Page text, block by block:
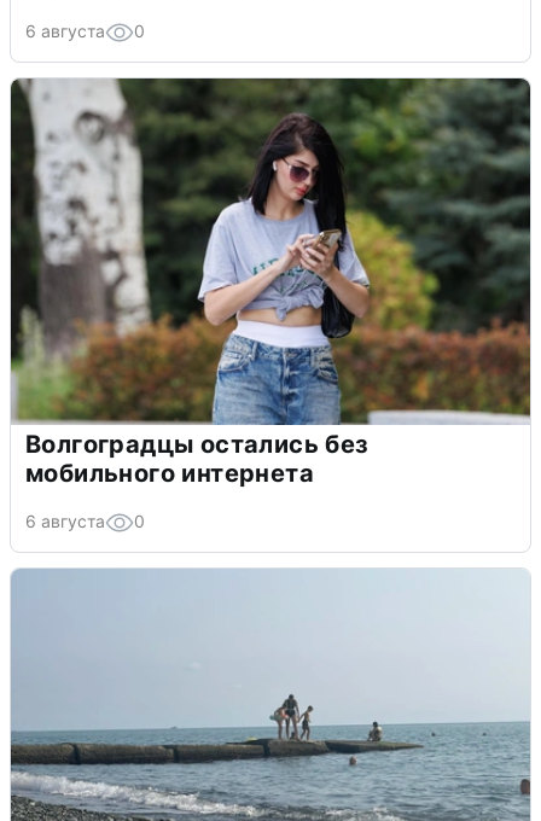
6 августа 0
Волгоградцы остались без
мобильного интернета
6 августа 0